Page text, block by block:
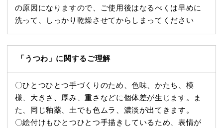
の原因になりますので、ご使用後はなるべくは早めに
洗って、しっかり乾燥させてからしまってください
「うつわ」に関するご理解
〇ひとつひとつ手づくりのため、色味、かたち、模
様、大きさ、厚み、重さなどに個体差が生じます。ま
た、同じ釉薬、土でも色ムラ、濃淡が出てきます。
〇絵付けもひとつひとつ手描きしているため、表情が